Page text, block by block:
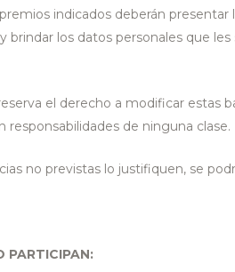
indicados deberán
brindar los datos personales que
el derecho a modificar estas
responsabilidades de ninguna clase.
no previstas lo justifiquen, se
PARTICIPAN: